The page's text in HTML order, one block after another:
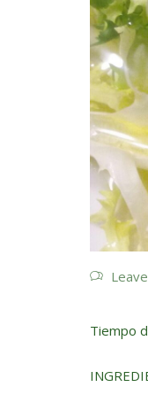
Tiempo